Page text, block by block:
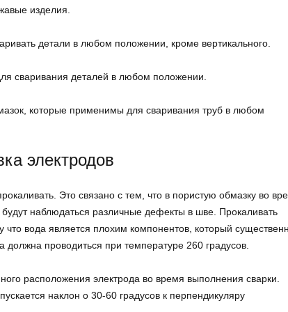
изделия.
детали в любом положении, кроме вертикального.
сваривания деталей в любом положении.
которые применимы для сваривания труб в любом
электродов
Это связано с тем, что в пористую обмазку во
наблюдаться различные дефекты в шве. Прокаливать
вода является плохим компонентов, который
проводиться при температуре 260 градусов.
расположения электрода во время выполнения сварки.
наклон о 30-60 градусов к перпендикуляру